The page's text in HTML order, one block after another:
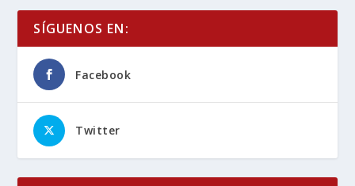
SÍGUENOS EN:
Facebook
Twitter